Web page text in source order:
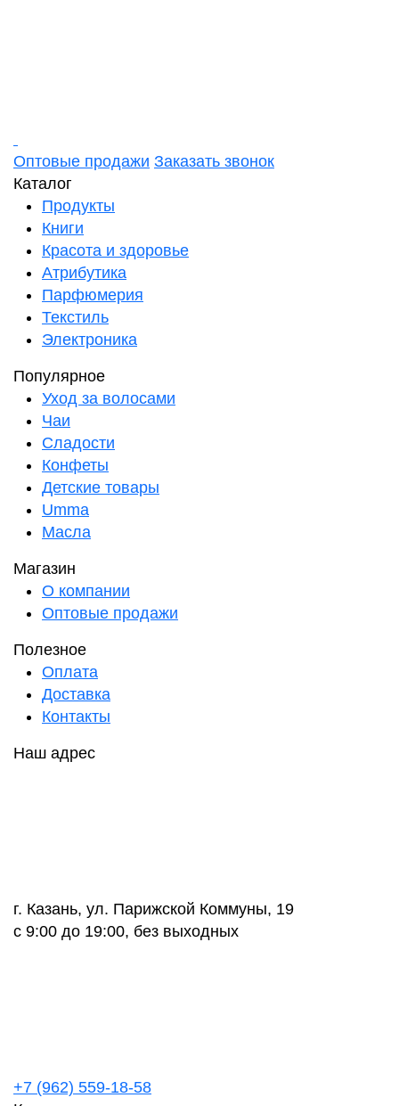
Оптовые продажи Заказать звонок
Каталог
Продукты
Книги
Красота и здоровье
Атрибутика
Парфюмерия
Текстиль
Электроника
Популярное
Уход за волосами
Чаи
Сладости
Конфеты
Детские товары
Umma
Масла
Магазин
О компании
Оптовые продажи
Полезное
Оплата
Доставка
Контакты
Наш адрес
г. Казань, ул. Парижской Коммуны, 19
с 9:00 до 19:00, без выходных
+7 (962) 559-18-58